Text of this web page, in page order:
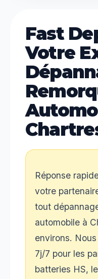
Fast
Votre
Réponse
votre
tout
automobile à
environs.
7j/7 pour les
batteries HS,